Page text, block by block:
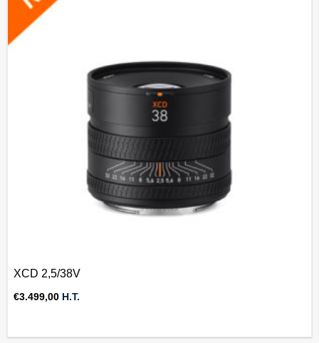
XCD 2,5/38V
€3.499,00 H.T.